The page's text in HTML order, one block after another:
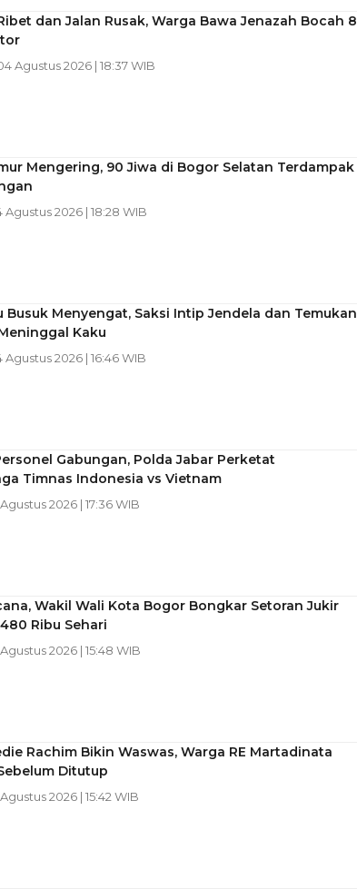
dan Jalan Rusak, Warga Bawa Jenazah Bocah 8
Agustus 2026 | 18:37 WIB
Mengering, 90 Jiwa di Bogor Selatan Terdampak
Agustus 2026 | 18:28 WIB
Busuk Menyengat, Saksi Intip Jendela dan Temukan
Kaku
Agustus 2026 | 16:46 WIB
Gabungan, Polda Jabar Perketat
Timnas Indonesia vs Vietnam
2026 | 17:36 WIB
Wakil Wali Kota Bogor Bongkar Setoran Jukir
Ribu Sehari
2026 | 15:48 WIB
Rachim Bikin Waswas, Warga RE Martadinata
Ditutup
2026 | 15:42 WIB